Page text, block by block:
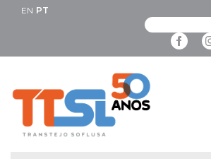
EN PT